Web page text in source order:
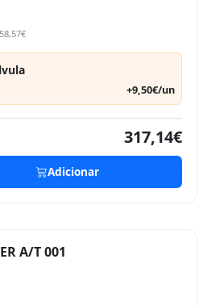
+9,50€/un
317,14€
Adicionar
A/T 001